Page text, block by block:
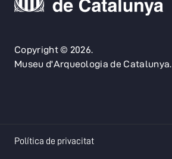
Copyright © 2026.
Museu d'Arqueologia de Catalunya.
Política de privacitatopens in a new tab